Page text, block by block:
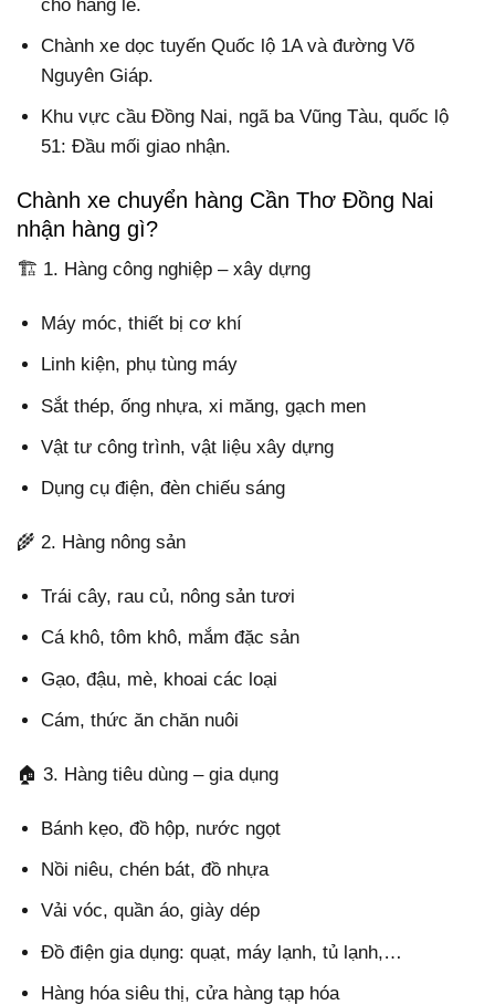
cho hàng lẻ.
Chành xe dọc tuyến Quốc lộ 1A và đường Võ
Nguyên Giáp.
Khu vực cầu Đồng Nai, ngã ba Vũng Tàu, quốc lộ
51: Đầu mối giao nhận.
Chành xe chuyển hàng Cần Thơ Đồng Nai
nhận hàng gì?
🏗️ 1. Hàng công nghiệp – xây dựng
Máy móc, thiết bị cơ khí
Linh kiện, phụ tùng máy
Sắt thép, ống nhựa, xi măng, gạch men
Vật tư công trình, vật liệu xây dựng
Dụng cụ điện, đèn chiếu sáng
🌾 2. Hàng nông sản
Trái cây, rau củ, nông sản tươi
Cá khô, tôm khô, mắm đặc sản
Gạo, đậu, mè, khoai các loại
Cám, thức ăn chăn nuôi
🏠 3. Hàng tiêu dùng – gia dụng
Bánh kẹo, đồ hộp, nước ngọt
Nồi niêu, chén bát, đồ nhựa
Vải vóc, quần áo, giày dép
Đồ điện gia dụng: quạt, máy lạnh, tủ lạnh,…
Hàng hóa siêu thị, cửa hàng tạp hóa